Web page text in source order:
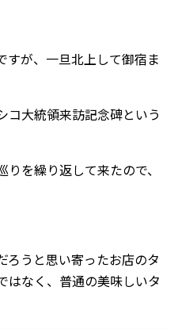
すが、一旦北上して御宿ま
コ大統領来訪記念碑という
を繰り返して来たので、
ろうと思い寄ったお店のタ
はなく、普通の美味しいタ